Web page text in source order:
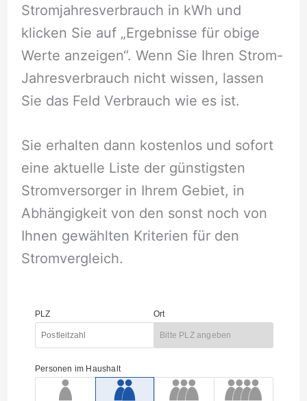
Stromjahresverbrauch in kWh und
klicken Sie auf „Ergebnisse für obige
Werte anzeigen“. Wenn Sie Ihren Strom-
Jahresverbrauch nicht wissen, lassen
Sie das Feld Verbrauch wie es ist.
Sie erhalten dann kostenlos und sofort
eine aktuelle Liste der günstigsten
Stromversorger in Ihrem Gebiet, in
Abhängigkeit von den sonst noch von
Ihnen gewählten Kriterien für den
Stromvergleich.